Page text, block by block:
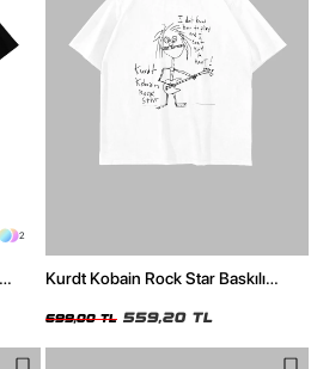
2
Kurdt Kobain Rock Star Baskılı
699,00 TL 559,20 TL